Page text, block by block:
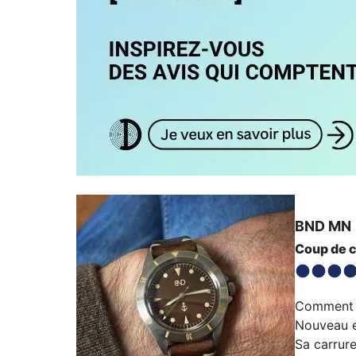
BND MN
Coup de
Nouveau
Sa